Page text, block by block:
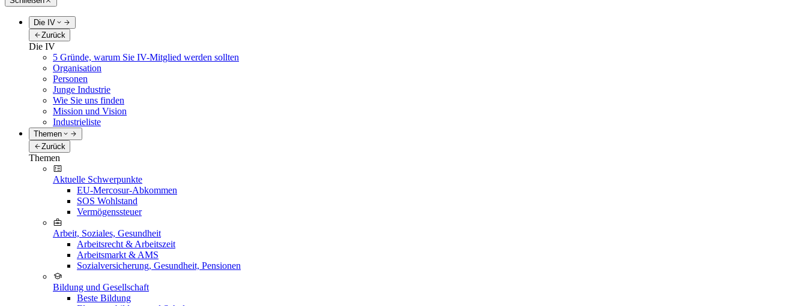
Die IV
Zurück
Die IV
5 Gründe, warum Sie IV-Mitglied werden sollten
Organisation
Personen
Junge Industrie
Wie Sie uns finden
Mission und Vision
Industrieliste
Themen
Zurück
Themen
Aktuelle Schwerpunkte
EU-Mercosur-Abkommen
SOS Wohlstand
Vermögenssteuer
Arbeit, Soziales, Gesundheit
Arbeitsrecht & Arbeitszeit
Arbeitsmarkt & AMS
Sozialversicherung, Gesundheit, Pensionen
Bildung und Gesellschaft
Beste Bildung